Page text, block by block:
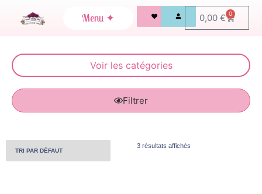
0,00 € 0
Filtrer
3 résultats affichés